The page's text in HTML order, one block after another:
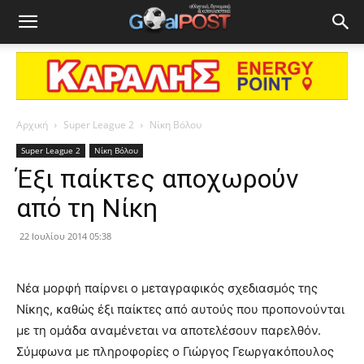
Αρχική Super League 2 Νίκη Βόλου
Super League 2 Νίκη Βόλου
Έξι παίκτες αποχωρούν
από τη Νίκη
22 Ιουλίου 2014 05:38
Νέα μορφή παίρνει ο μεταγραφικός σχεδιασμός της
Νίκης, καθώς έξι παίκτες από αυτούς που προπονούνται
με τη ομάδα αναμένεται να αποτελέσουν παρελθόν.
Σύμφωνα με πληροφορίες ο Γιώργος Γεωργακόπουλος